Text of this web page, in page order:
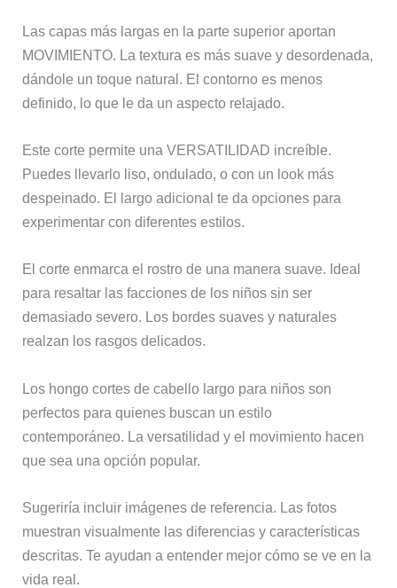
Las capas más largas en la parte superior aportan
MOVIMIENTO. La textura es más suave y desordenada,
dándole un toque natural. El contorno es menos
definido, lo que le da un aspecto relajado.
Este corte permite una VERSATILIDAD increíble.
Puedes llevarlo liso, ondulado, o con un look más
despeinado. El largo adicional te da opciones para
experimentar con diferentes estilos.
El corte enmarca el rostro de una manera suave. Ideal
para resaltar las facciones de los niños sin ser
demasiado severo. Los bordes suaves y naturales
realzan los rasgos delicados.
Los hongo cortes de cabello largo para niños son
perfectos para quienes buscan un estilo
contemporáneo. La versatilidad y el movimiento hacen
que sea una opción popular.
Sugeriría incluir imágenes de referencia. Las fotos
muestran visualmente las diferencias y características
descritas. Te ayudan a entender mejor cómo se ve en la
vida real.